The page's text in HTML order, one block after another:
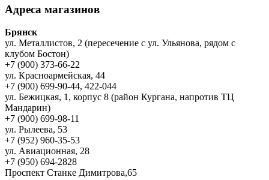
Адреса магазинов
Брянск
ул. Металлистов, 2 (пересечение с ул. Ульянова, рядом с
клубом Бостон)
+7 (900) 373-66-22
ул. Красноармейская, 44
+7 (900) 699-90-44, 422-044
ул. Бежицкая, 1, корпус 8 (район Кургана, напротив ТЦ
Мандарин)
+7 (900) 699-98-11
ул. Рылеева, 53
+7 (952) 960-35-53
ул. Авиационная, 28
+7 (950) 694-2828
Проспект Станке Димитрова,65